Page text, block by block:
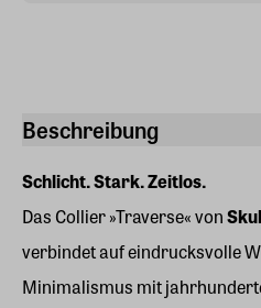
Beschreibung
Schlicht. Stark. Zeitlos.
Das Collier »Traverse« von
verbindet auf eindrucksvolle
Minimalismus mit